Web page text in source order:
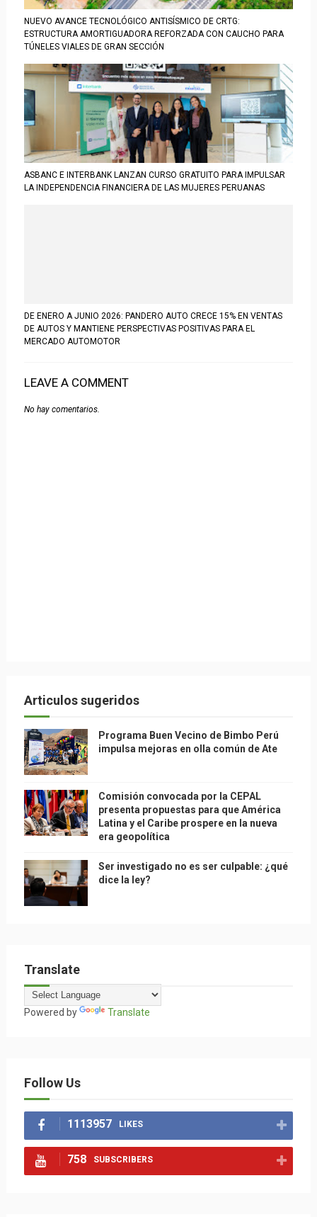
NUEVO AVANCE TECNOLÓGICO ANTISÍSMICO DE CRTG:
ESTRUCTURA AMORTIGUADORA REFORZADA CON CAUCHO PARA
TÚNELES VIALES DE GRAN SECCIÓN
ASBANC E INTERBANK LANZAN CURSO GRATUITO PARA IMPULSAR
LA INDEPENDENCIA FINANCIERA DE LAS MUJERES PERUANAS
DE ENERO A JUNIO 2026: PANDERO AUTO CRECE 15% EN VENTAS
DE AUTOS Y MANTIENE PERSPECTIVAS POSITIVAS PARA EL
MERCADO AUTOMOTOR
LEAVE A COMMENT
No hay comentarios.
Articulos sugeridos
Programa Buen Vecino de Bimbo Perú
impulsa mejoras en olla común de Ate
Comisión convocada por la CEPAL
presenta propuestas para que América
Latina y el Caribe prospere en la nueva
era geopolítica
Ser investigado no es ser culpable: ¿qué
dice la ley?
Translate
Powered by Translate
Follow Us
1113957 LIKES
758 SUBSCRIBERS